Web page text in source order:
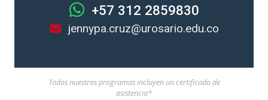
+57 312 2859830
jennypa.cruz@urosario.edu.co
Todos nuestros programas incluyen un certificado de
asistencia*